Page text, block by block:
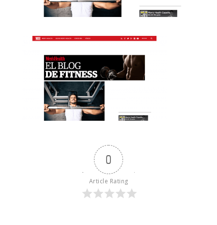
0
Article Rating